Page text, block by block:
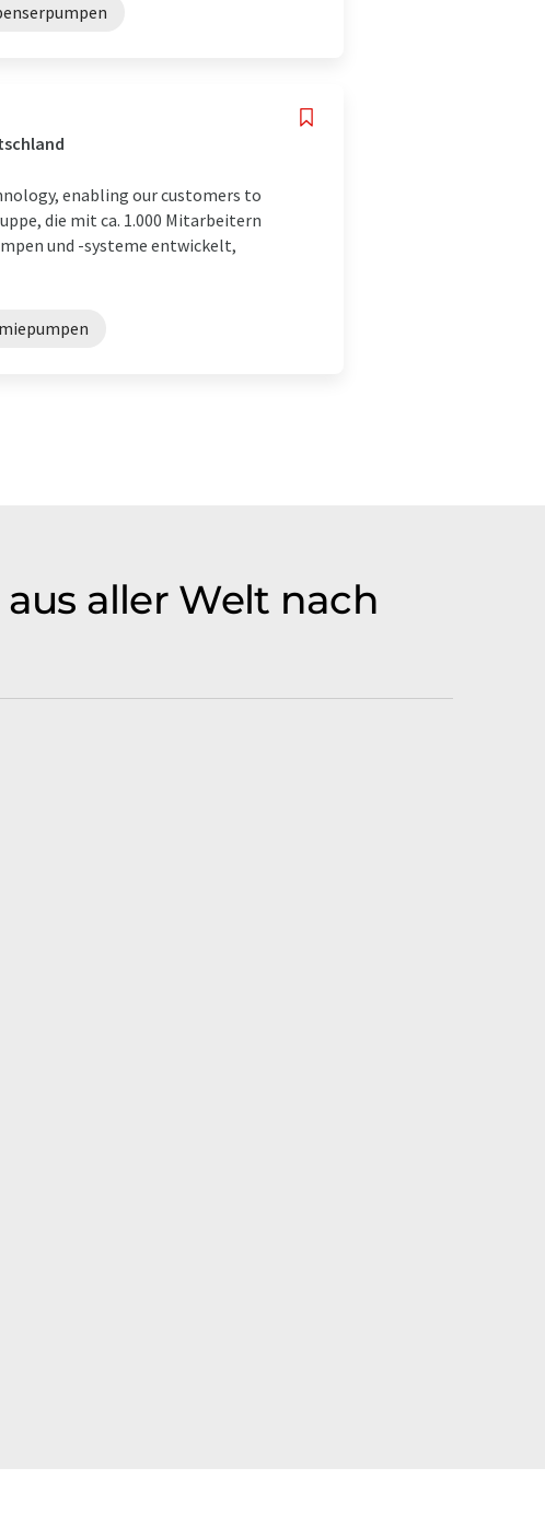
enabling our customers to
die mit ca. 1.000 Mitarbeitern
und -systeme entwickelt,
aller Welt nach